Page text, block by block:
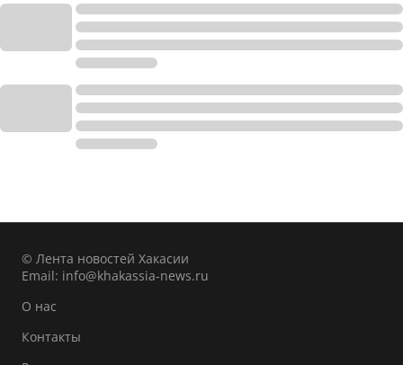
© Лента новостей Хакасии
Email: info@khakassia-news.ru
О нас
Контакты